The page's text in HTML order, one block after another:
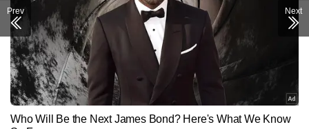
Prev Next